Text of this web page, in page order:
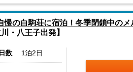
慢の白駒荘に宿泊！冬季閉鎖中の
・八王子出発】
数 1泊2日